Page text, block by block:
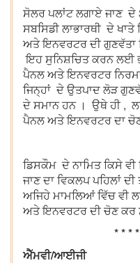
ਸੋਲਰ ਪਲਾਂਟ ਲਗਾਏ ਜਾਣ
ਸਬਸਿਡੀ ਲਾਭਾਰਥੀ ਦੇ
ਅਤੇ ਇਨਵਰਟਰ ਦੀ ਗੁਣਵੱਤਾ
ਇਹ ਸੁਨਿਸ਼ਚਿਤ ਕਰਨ ਲਈ
ਪੈਨਲ ਅਤੇ ਇਨਵਰਟਰ
ਜਿਨ੍ਹਾਂ ਦੇ ਉਤਪਾਦ ਲੋੜ
ਦੇ ਸਮਾਨ ਹਨ । ਉਥੇ ਹੀ ,
ਪੈਨਲ ਅਤੇ ਇਨਵਰਟਰ ਦਾ
ਡਿਸਕੌਮ ਦੇ ਨਾਮਿਤ ਕਿਸੇ
ਜਾਣ ਦਾ ਵਿਕਲਪ ਪਹਿਲਾਂ
ਅਜਿਹੇ ਮਾਮਲਿਆਂ ਵਿੱਚ ਵੀ
ਅਤੇ ਇਨਵਰਟਰ ਦੀ ਚੋਣ ਕਰ
* * *
ਐੱਮਵੀ/ਆਈਜੀ